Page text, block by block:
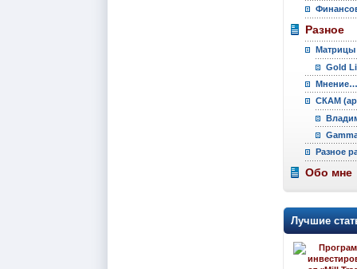
Разное
Матрицы
Gold
Мнение…
СКАМ
Разное
Обо мне
Лучшие